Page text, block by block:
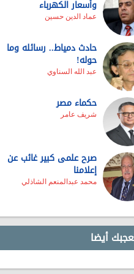
وأسعار الكهرباء
عماد الدين حسين
حادث دمياط.. رسائله وما
حوله!
عبد الله السناوي
حكماء مصر
شريف عامر
صرح علمى كبير غائب عن
إعلامنا
محمد عبدالمنعم الشاذلي
أيضا